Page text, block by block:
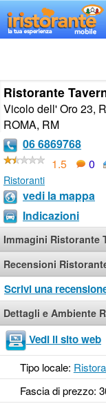
Ristorante
Vicolo dell' Oro 23,
ROMA, RM
06 6869768
1.5
0
Ristoranti
vedi la mappa
Indicazioni
Immagini Ristorante
Recensioni
Scrivi una
Dettagli e Ambiente
Vedi il sito web
Tipo locale:
Fascia di prezzo: